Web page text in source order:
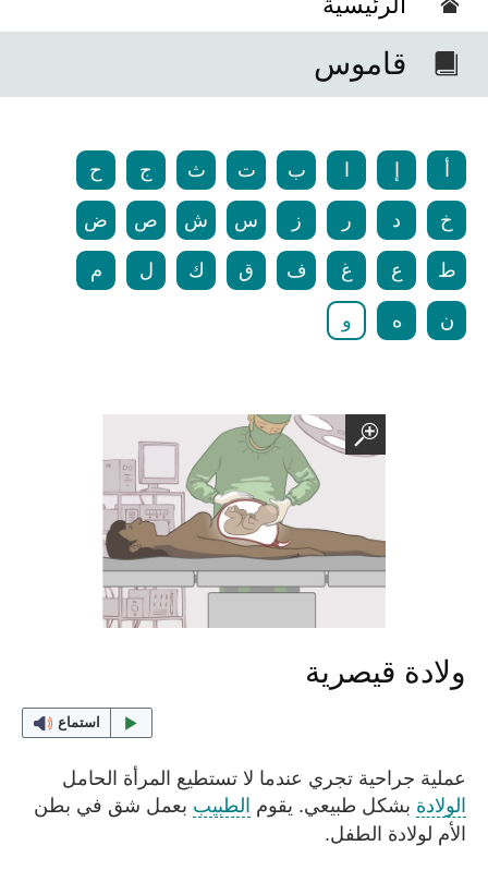
قاموس
ب ت ث ج ح
خ د ر ز س ش ص ض
ط ع غ ف ق ك ل م
ن ه و
ولادة قيصرية
استماع
عملية جراحية تجري عندما لا تستطيع المرأة الحامل
الولادة بشكل طبيعي. يقوم الطبيب بعمل شق في بطن
الأم لولادة الطفل.